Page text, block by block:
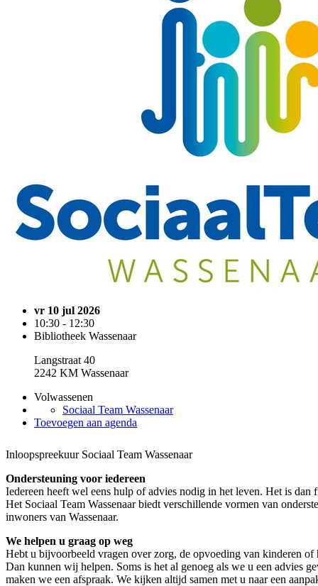
vr 10 jul 2026
10:30 - 12:30
Bibliotheek Wassenaar
Langstraat 40
2242 KM Wassenaar
Volwassenen
Sociaal Team Wassenaar
Toevoegen aan agenda
Inloopspreekuur Sociaal Team Wassenaar
Ondersteuning voor iedereen
Iedereen heeft wel eens hulp of advies nodig in het leven. Het is dan
Het Sociaal Team Wassenaar biedt verschillende vormen van
inwoners van Wassenaar.
We helpen u graag op weg
Hebt u bijvoorbeeld vragen over zorg, de opvoeding van kinderen of
Dan kunnen wij helpen. Soms is het al genoeg als we u een advies
maken we een afspraak. We kijken altijd samen met u naar een